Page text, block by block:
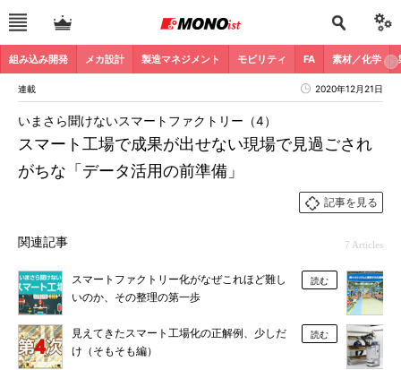
組み込み開発 メカ設計 製造マネジメント モビリティ FA 素材／化学
連載 2020年12月21日
スマート工場で成果が出せない現場で見過ごされ
がちな「データ活用の前準備」
いまさら聞けないスマートファクトリー（4）
記事を見る
関連記事 7 Articles
スマートファクトリー化がなぜこれほど難し
いのか、その整理の第一歩
読む
見えてきたスマート工場化の正解例、少しだ
け（そもそも編）
読む